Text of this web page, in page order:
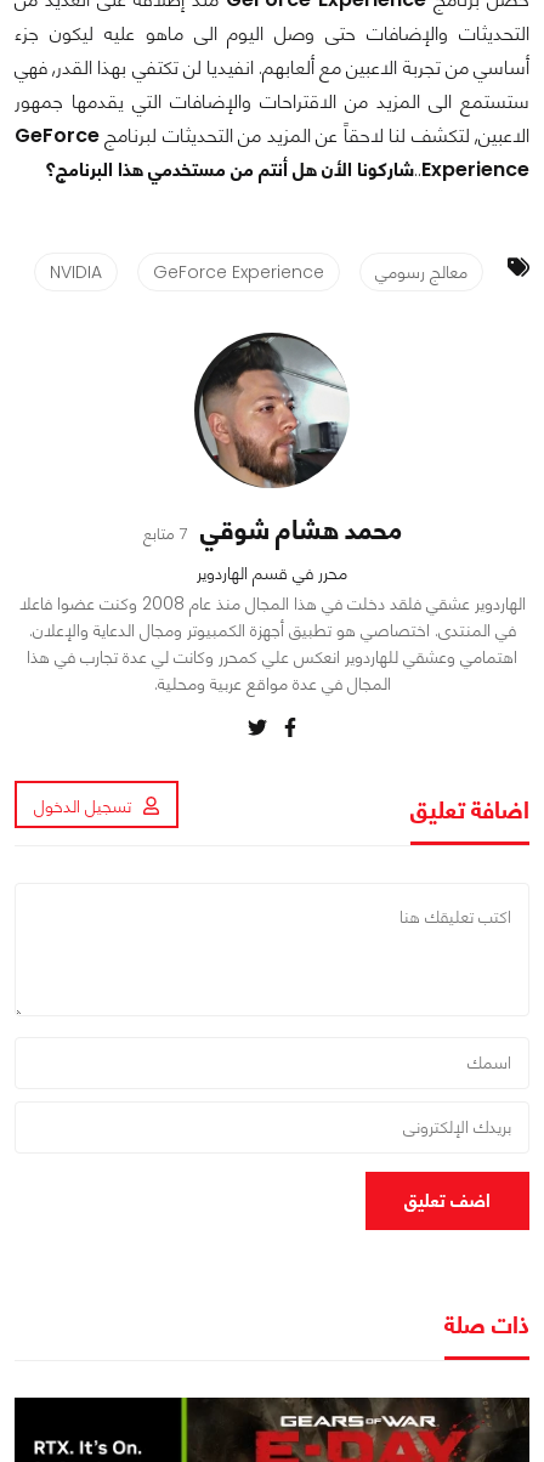
التحديثات والإضافات حتى وصل اليوم الى ماهو عليه ليكون جزء
أساسي من تجربة الاعبين مع ألعابهم. انفيديا لن تكتفي بهذا القدر, فهي
ستستمع الى المزيد من الاقتراحات والإضافات التي يقدمها جمهور
الاعبين, لتكشف لنا لاحقاً عن المزيد من التحديثات لبرنامجGeForce
Experience
..شاركونا الأن هل أنتم من مستخدمي هذا البرنامج؟
معالج رسومي GeForce Experience
NVIDIA
محمد هشام شوقي 7 متابع
محرر في قسم الهاردوير
الهاردوير عشقي فلقد دخلت في هذا المجال منذ عام 2008 وكنت عضوا فاعلا
في المنتدى. اختصاصي هو تطبيق أجهزة الكمبيوتر ومجال الدعاية والإعلان.
اهتمامي وعشقي للهاردوير انعكس علي كمحرر وكانت لي عدة تجارب في هذا
المجال في عدة مواقع عربية ومحلية.
اضافة تعليق تسجيل الدخول
اضف تعليق
ذات صلة